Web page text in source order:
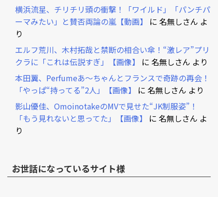
横浜流星、チリチリ頭の衝撃！「ワイルド」「パンチパ
ーマみたい」と賛否両論の嵐【動画】
に 名無しさん よ
り
エルフ荒川、木村拓哉と禁断の相合い傘！“激レア”プリ
クラに「これは伝説すぎ」【画像】
に 名無しさん より
本田翼、Perfumeあ～ちゃんとフランスで奇跡の再会！
「やっぱ“持ってる”2人」【画像】
に 名無しさん より
影山優佳、OmoinotakeのMVで見せた“JK制服姿”！
「もう見れないと思ってた」【画像】
に 名無しさん よ
り
お世話になっているサイト様